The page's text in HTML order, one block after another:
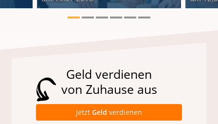
Geld verdienen
von Zuhause aus
Jetzt Geld verdienen